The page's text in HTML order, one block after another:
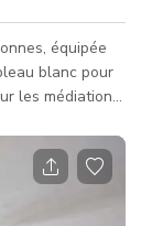
équipée
blanc pour
les médiations,
souhaitez
CRUNCH